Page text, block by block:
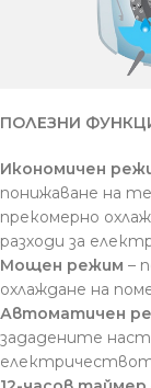
ПОЛЕЗНИ
Икономичен
понижаване на
прекомерно
разходи за
Мощен режим –
охлаждане на
Автоматичен
зададените